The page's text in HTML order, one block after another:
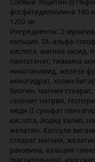
фосфатидилхолина 180
1200 мг
Ингредиенты: 2
кальция, DL-альфа-
кислота, магния оксид,
пантотенат, тиамина
никотинамид, железа
моногидрат, холин
биотин, магния
селенит натрия,
меди II сульфат
кислота, йодид калия,
желатин. Капсула
стеарат магния,
раковина, кальция
(растительная),